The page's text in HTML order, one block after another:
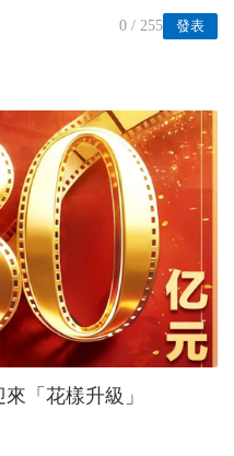
發表
0 / 255
「花樣升級」